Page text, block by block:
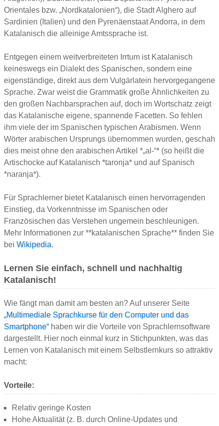
Orientales bzw. „Nordkatalonien“), die Stadt Alghero auf
Sardinien (Italien) und den Pyrenäenstaat Andorra, in dem
Katalanisch die alleinige Amtssprache ist.
Entgegen einem weitverbreiteten Irrtum ist Katalanisch
keineswegs ein Dialekt des Spanischen, sondern eine
eigenständige, direkt aus dem Vulgärlatein hervorgegangene
Sprache. Zwar weist die Grammatik große Ähnlichkeiten zu
den großen Nachbarsprachen auf, doch im Wortschatz zeigt
das Katalanische eigene, spannende Facetten. So fehlen
ihm viele der im Spanischen typischen Arabismen. Wenn
Wörter arabischen Ursprungs übernommen wurden, geschah
dies meist ohne den arabischen Artikel *„al-“* (so heißt die
Artischocke auf Katalanisch *taronja* und auf Spanisch
*naranja*).
Für Sprachlerner bietet Katalanisch einen hervorragenden
Einstieg, da Vorkenntnisse im Spanischen oder
Französischen das Verstehen ungemein beschleunigen.
Mehr Informationen zur **katalanischen Sprache** finden Sie
bei Wikipedia.
Lernen Sie einfach, schnell und nachhaltig
Katalanisch!
Wie fängt man damit am besten an? Auf unserer Seite
„Multimediale Sprachkurse für den Computer und das
Smartphone“ haben wir die Vorteile von Sprachlernsoftware
dargestellt. Hier noch einmal kurz in Stichpunkten, was das
Lernen von Katalanisch mit einem Selbstlernkurs so attraktiv
macht:
Vorteile:
Relativ geringe Kosten
Hohe Aktualität (z. B. durch Online-Updates und